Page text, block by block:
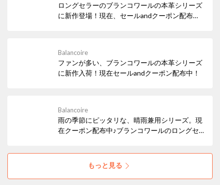
ロングセラーのブランコワールの本革シリーズ
に新作登場！現在、セールandクーポン配布
Balancoire
ファンが多い、ブランコワールの本革シリーズ
に新作入荷！現在セールandクーポン配布中！
Balancoire
雨の季節にピッタリな、晴雨兼用シリーズ。現
在クーポン配布中♪ブランコワールのロングセ
もっと見る